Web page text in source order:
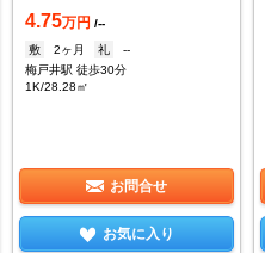
4.75万円 /--
敷
2ヶ月 礼
--
梅戸井駅 徒歩30分
1K/28.28㎡
お問合せ
お気に入り